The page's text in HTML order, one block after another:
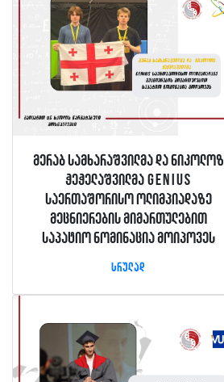
მერაბ სამხარაშვილმა და ნიკოლოზ
ჭეჭელაშვილმა GENIUS
საერთაშორისო ოლიმპიადაზე
მეცნიერების მიმართულებით
საპატიო ნომინაცია მოიპოვეს
სრულად